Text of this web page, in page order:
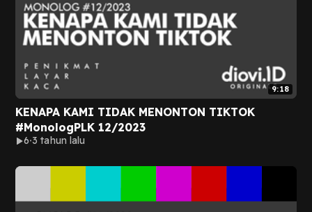
9:18
KENAPA KAMI TIDAK MENONTON TIKTOK
#MonologPLK 12/2023
6 3 tahun lalu